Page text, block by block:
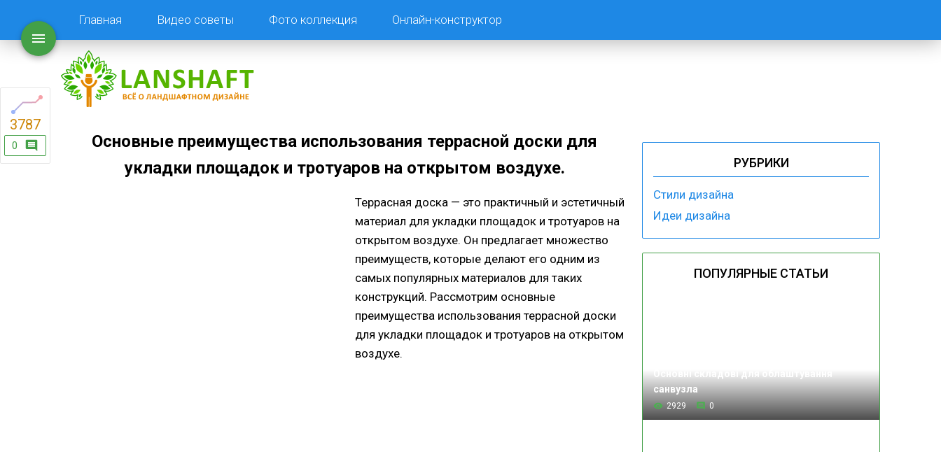
Главная Видео советы Фото коллекция Онлайн-конструктор
РУБРИКИ
Стили дизайна
Идеи дизайна
ПОПУЛЯРНЫЕ СТАТЬИ
санвузла
2929 0
Основные преимущества использования террасной доски для
укладки площадок и тротуаров на открытом воздухе.
0
3787
Террасная доска — это практичный и эстетичный
материал для укладки площадок и тротуаров на
открытом воздухе. Он предлагает множество
преимуществ, которые делают его одним из
самых популярных материалов для таких
конструкций. Рассмотрим основные
преимущества использования террасной доски
для укладки площадок и тротуаров на открытом
воздухе.